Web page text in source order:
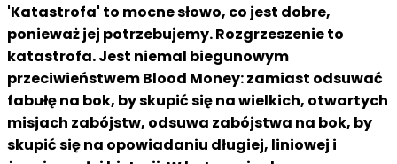
'Katastrofa' to mocne słowo, co jest dobre,
ponieważ jej potrzebujemy. Rozgrzeszenie to
katastrofa. Jest niemal biegunowym
przeciwieństwem Blood Money: zamiast odsuwać
fabułę na bok, by skupić się na wielkich, otwartych
misjach zabójstw, odsuwa zabójstwa na bok, by
skupić się na opowiadaniu długiej, liniowej i